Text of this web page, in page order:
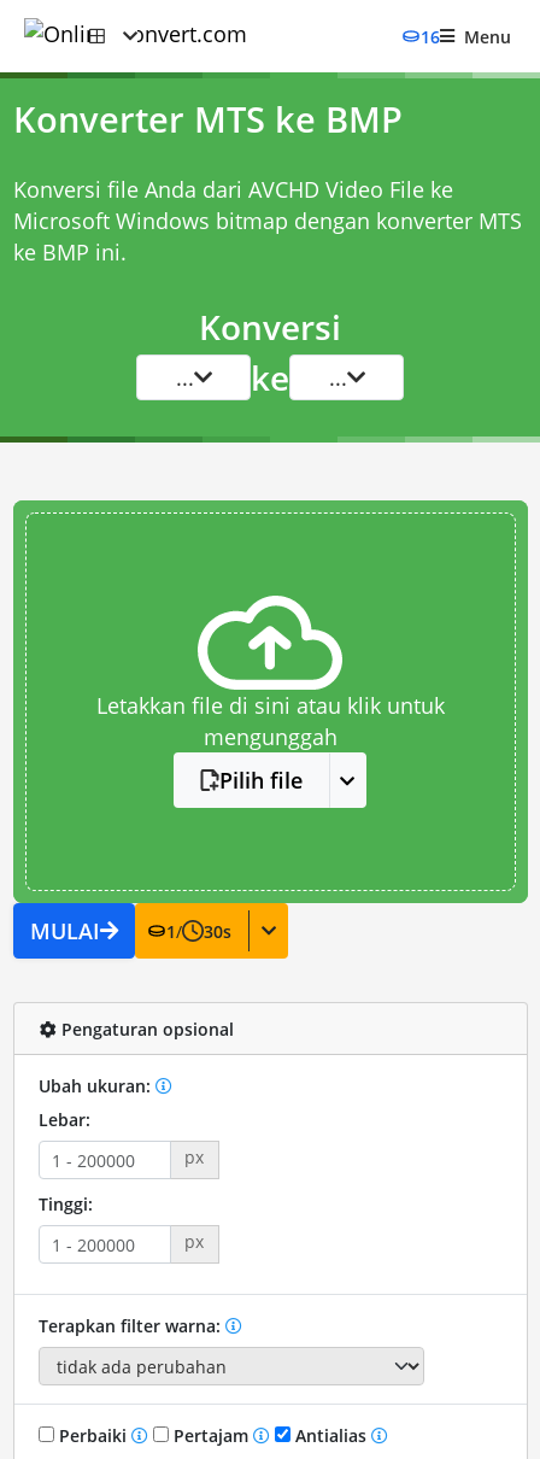
16 Menu
Konverter MTS ke BMP
Konversi file Anda dari AVCHD Video File ke
Microsoft Windows bitmap dengan konverter MTS
ke BMP ini.
Konversi
... ke ...
Letakkan file di sini atau klik untuk
mengunggah
Pilih file
MULAI 1/ 30s
Pengaturan opsional
Ubah ukuran:
Lebar:
px
Tinggi:
px
Terapkan filter warna:
Perbaiki Pertajam
Antialias